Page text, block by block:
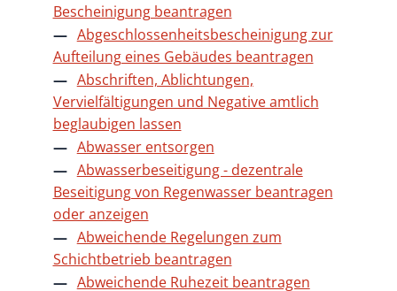
Bescheinigung beantragen
Abgeschlossenheitsbescheinigung zur
Aufteilung eines Gebäudes beantragen
Abschriften, Ablichtungen,
Vervielfältigungen und Negative amtlich
beglaubigen lassen
Abwasser entsorgen
Abwasserbeseitigung - dezentrale
Beseitigung von Regenwasser beantragen
oder anzeigen
Abweichende Regelungen zum
Schichtbetrieb beantragen
Abweichende Ruhezeit beantragen